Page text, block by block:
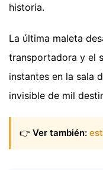
historia.
La última maleta
transportadora y el
instantes en la sala
invisible de mil
👉 Ver también: